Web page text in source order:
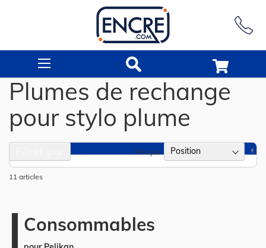
Plumes de rechange
pour stylo plume
11 articles
Trier par
Consommables